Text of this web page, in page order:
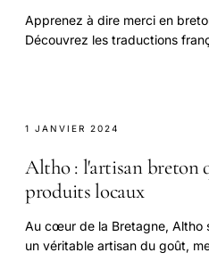
Apprenez à dire merci en
Découvrez les traductions
1 JANVIER 2024
Altho : l'artisan breton
produits locaux
Au cœur de la Bretagne, Altho
un véritable artisan du goût,